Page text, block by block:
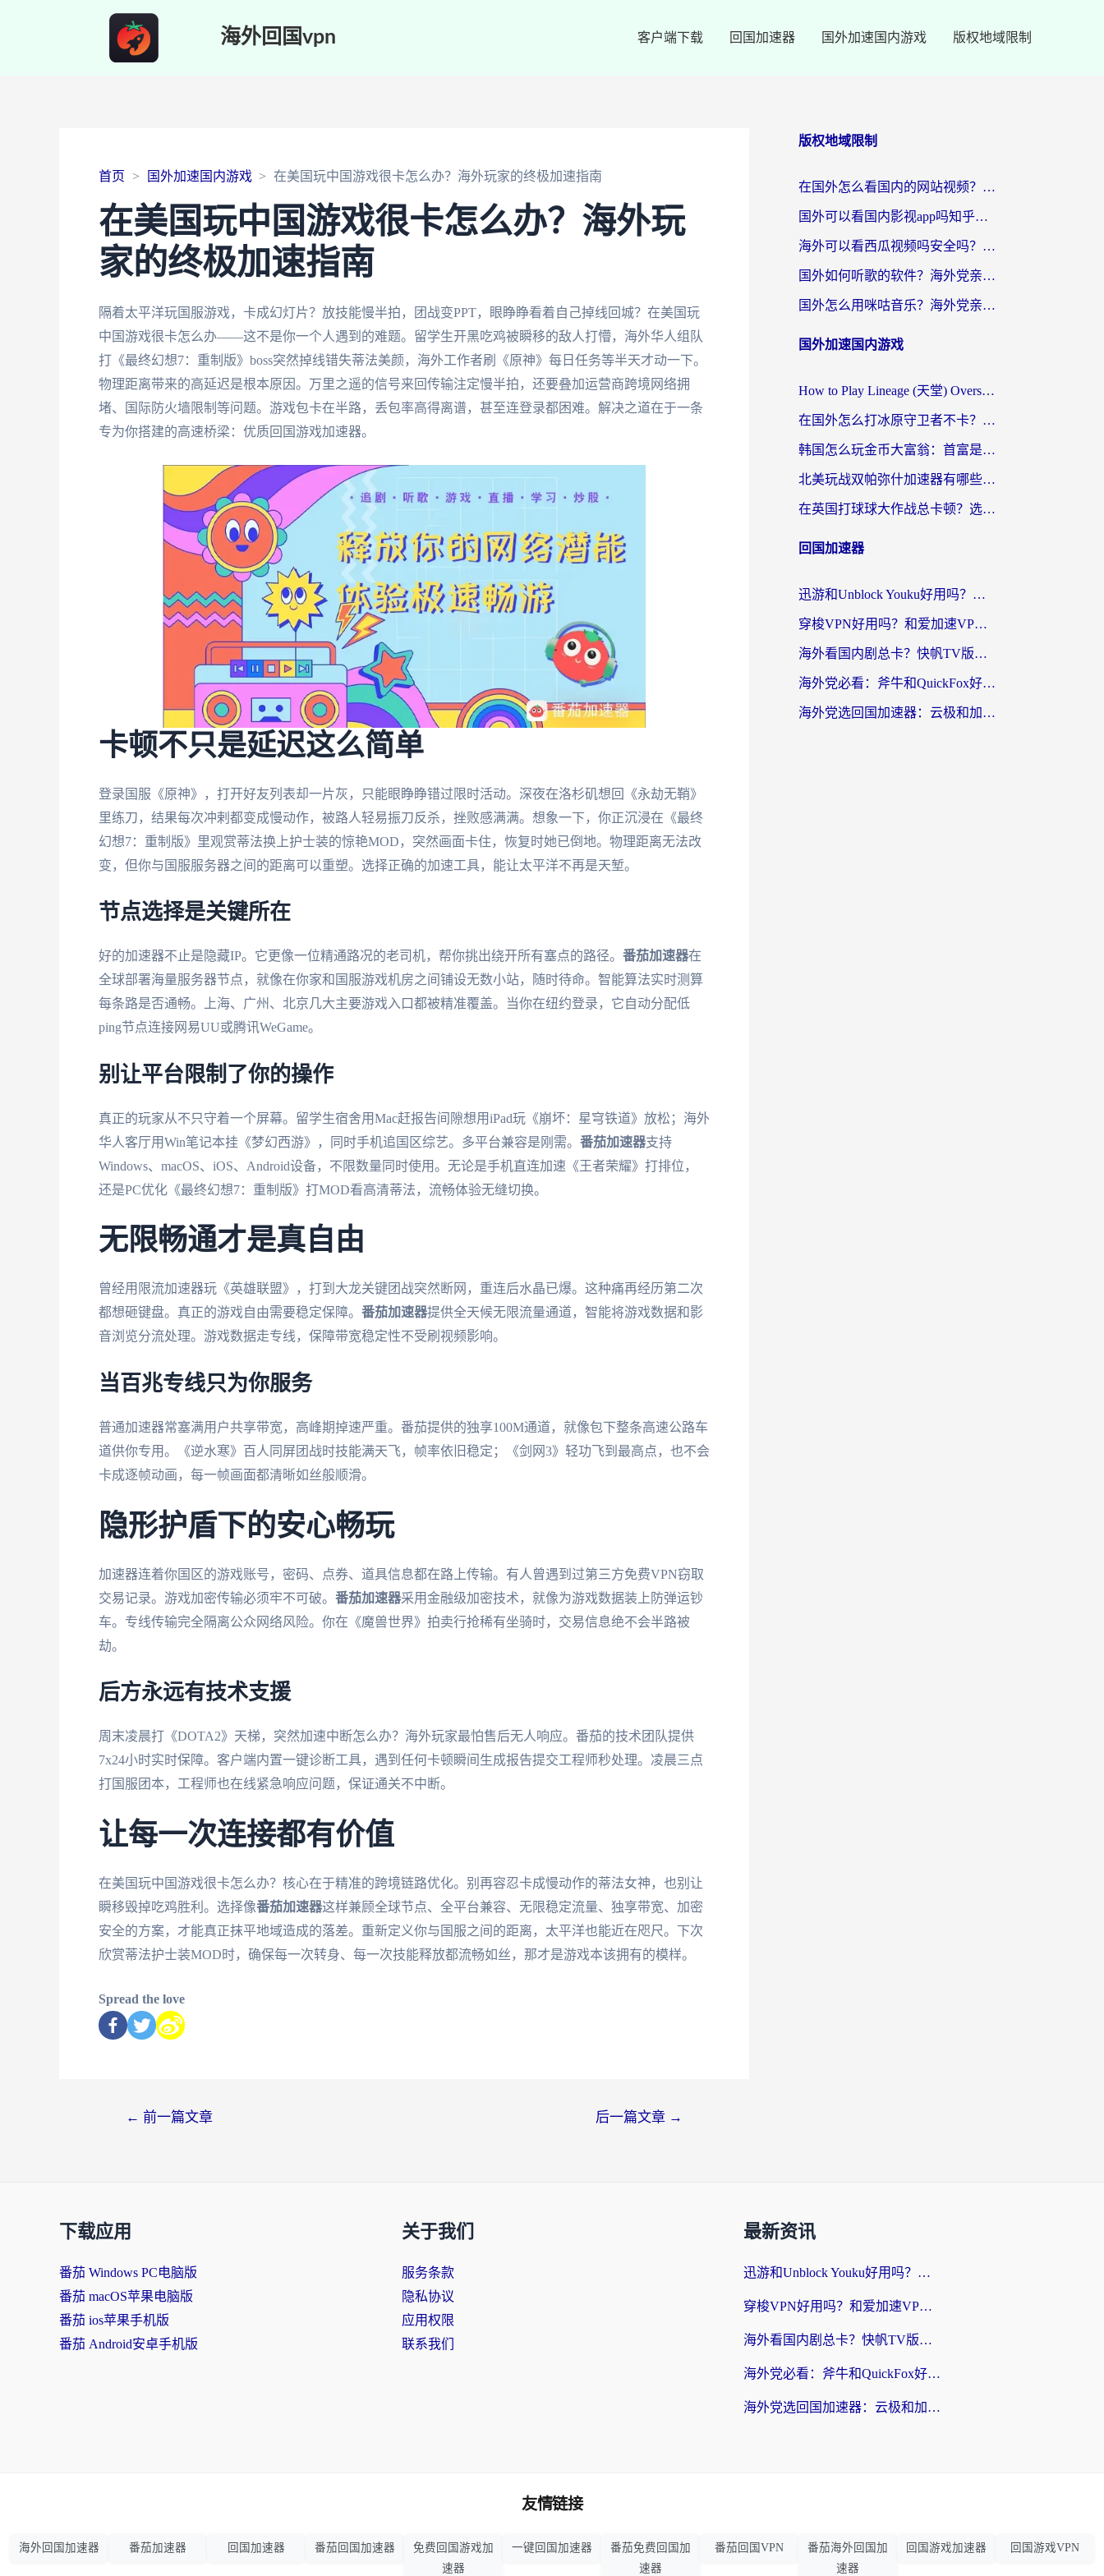
海外回国vpn 客户端下载 回国加速器 国外加速国内游戏 版权地域限制
首页 国外加速国内游戏 在美国玩中国游戏很卡怎么办？海外玩家的终极加速指南
在美国玩中国游戏很卡怎么办？海外玩
家的终极加速指南
隔着太平洋玩国服游戏，卡成幻灯片？放技能慢半拍，团战变PPT，眼睁睁看着自己掉线回城？在美国玩
中国游戏很卡怎么办——这不是你一个人遇到的难题。留学生开黑吃鸡被瞬移的敌人打懵，海外华人组队
打《最终幻想7：重制版》boss突然掉线错失蒂法美颜，海外工作者刷《原神》每日任务等半天才动一下。
物理距离带来的高延迟是根本原因。万里之遥的信号来回传输注定慢半拍，还要叠加运营商跨境网络拥
堵、国际防火墙限制等问题。游戏包卡在半路，丢包率高得离谱，甚至连登录都困难。解决之道在于一条
专为你搭建的高速桥梁：优质回国游戏加速器。
卡顿不只是延迟这么简单
登录国服《原神》，打开好友列表却一片灰，只能眼睁睁错过限时活动。深夜在洛杉矶想回《永劫无鞘》
里练刀，结果每次冲剌都变成慢动作，被路人轻易振刀反杀，挫败感满满。想象一下，你正沉浸在《最终
幻想7：重制版》里观赏蒂法换上护士装的惊艳MOD，突然画面卡住，恢复时她已倒地。物理距离无法改
变，但你与国服服务器之间的距离可以重塑。选择正确的加速工具，能让太平洋不再是天堑。
节点选择是关键所在
好的加速器不止是隐藏IP。它更像一位精通路况的老司机，帮你挑出绕开所有塞点的路径。 番茄加速器在
全球部署海量服务器节点，就像在你家和国服游戏机房之间铺设无数小站，随时待命。智能算法实时测算
每条路是否通畅。上海、广州、北京几大主要游戏入口都被精准覆盖。当你在纽约登录，它自动分配低
ping节点连接网易UU或腾讯WeGame。
别让平台限制了你的操作
真正的玩家从不只守着一个屏幕。留学生宿舍用Mac赶报告间隙想用iPad玩《崩坏：星穹铁道》放松；海外
华人客厅用Win笔记本挂《梦幻西游》，同时手机追国区综艺。多平台兼容是刚需。 番茄加速器支持
Windows、macOS、iOS、Android设备，不限数量同时使用。无论是手机直连加速《王者荣耀》打排位，
还是PC优化《最终幻想7：重制版》打MOD看高清蒂法，流畅体验无缝切换。
无限畅通才是真自由
曾经用限流加速器玩《英雄联盟》，打到大龙关键团战突然断网，重连后水晶已爆。这种痛再经历第二次
都想砸键盘。真正的游戏自由需要稳定保障。 番茄加速器提供全天候无限流量通道，智能将游戏数据和影
音浏览分流处理。游戏数据走专线，保障带宽稳定性不受刷视频影响。
当百兆专线只为你服务
普通加速器常塞满用户共享带宽，高峰期掉速严重。番茄提供的独享100M通道，就像包下整条高速公路车
道供你专用。《逆水寒》百人同屏团战时技能满天飞，帧率依旧稳定；《剑网3》轻功飞到最高点，也不会
卡成逐帧动画，每一帧画面都清晰如丝般顺滑。
隐形护盾下的安心畅玩
加速器连着你国区的游戏账号，密码、点券、道具信息都在路上传输。有人曾遇到过第三方免费VPN窃取
交易记录。游戏加密传输必须牢不可破。 番茄加速器采用金融级加密技术，就像为游戏数据装上防弹运钞
车。专线传输完全隔离公众网络风险。你在《魔兽世界》拍卖行抢稀有坐骑时，交易信息绝不会半路被
劫。
后方永远有技术支援
周末凌晨打《DOTA2》天梯，突然加速中断怎么办？海外玩家最怕售后无人响应。番茄的技术团队提供
7x24小时实时保障。客户端内置一键诊断工具，遇到任何卡顿瞬间生成报告提交工程师秒处理。凌晨三点
打国服团本，工程师也在线紧急响应问题，保证通关不中断。
让每一次连接都有价值
在美国玩中国游戏很卡怎么办？核心在于精准的跨境链路优化。别再容忍卡成慢动作的蒂法女神，也别让
瞬移毁掉吃鸡胜利。选择像番茄加速器这样兼顾全球节点、全平台兼容、无限稳定流量、独享带宽、加密
安全的方案，才能真正抹平地域造成的落差。重新定义你与国服之间的距离，太平洋也能近在咫尺。下次
欣赏蒂法护士装MOD时，确保每一次转身、每一次技能释放都流畅如丝，那才是游戏本该拥有的模样。
Spread the love
← 前一篇文章 后一篇文章 →
版权地域限制
在国外怎么看国内的网站视频？别再踩坑！选对加速器秒回国内冲浪
国外可以看国内影视app吗知乎？留学生亲测有效的回国加速方案
海外可以看西瓜视频吗安全吗？留学生亲测：3步解决回国追剧难题，附靠谱加速器推荐
国外如何听歌的软件？海外党亲测有效的回国加速器指南
国外怎么用咪咕音乐？海外党亲测有效的听歌自由指南
国外加速国内游戏
How to Play Lineage (天堂) Overseas? The Ultimate Guide to Choosing the Best Chinese Server Game Accelerator (在国外打天堂加速器)
在国外怎么打冰原守卫者不卡？留学生亲测的国服游戏加速指南
韩国怎么玩金币大富翁：首富是谁？海外党国服游戏加速全攻略
北美玩战双帕弥什加速器有哪些？海外党亲测好用的国服加速指南
在英国打球球大作战总卡顿？选对加速器让你告别延迟（附实测攻略）
回国加速器
迅游和Unblock Youku好用吗？海外党亲测：3个维度教你选对回国加速器
穿梭VPN好用吗？和爱加速VPN对比哪个回国效果更好？海外党必看的实用指南
海外看国内剧总卡？快帆TV版VPN好用吗？和海牛VPN对比哪个回国效果更好？
海外党必看：斧牛和QuickFox好用吗？3步选对回国加速器，无缝刷国内剧玩游戏
海外党选回国加速器：云极和加速喵哪个好？附3款热门工具实测对比
下载应用
番茄 Windows PC电脑版
番茄 macOS苹果电脑版
番茄 ios苹果手机版
番茄 Android安卓手机版
关于我们
服务条款
隐私协议
应用权限
联系我们
最新资讯
迅游和Unblock Youku好用吗？海外党亲测：3个维度教你选对回国加速器
穿梭VPN好用吗？和爱加速VPN对比哪个回国效果更好？海外党必看的实用指南
海外看国内剧总卡？快帆TV版VPN好用吗？和海牛VPN对比哪个回国效果更好？
海外党必看：斧牛和QuickFox好用吗？3步选对回国加速器，无缝刷国内剧玩游戏
海外党选回国加速器：云极和加速喵哪个好？附3款热门工具实测对比
友情链接
海外回国加速器 番茄加速器 回国加速器 番茄回国加速器
免费回国游戏加
速器
一键回国加速器
番茄免费回国加
速器
番茄回国VPN
番茄海外回国加
速器
回国游戏加速器 回国游戏VPN